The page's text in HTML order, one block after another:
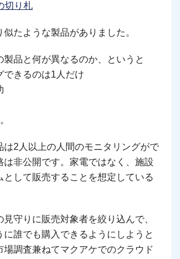
切り札
たような製品がありました。
製品と何が異なるのか、というと
できるのは1人だけ
は2人以上の人間のモニタリングがで
は非公開です。家電ではなく、施設
として販売することを想定している
守りに販売対象者を絞り込んで、
に誰でも購入できるようにしようと
場調査兼ねてマクアケでのクラウド